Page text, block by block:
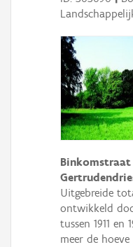
Binkomstraat
Uitgebreide
ontwikkeld
tussen 1911
meer de hoeve